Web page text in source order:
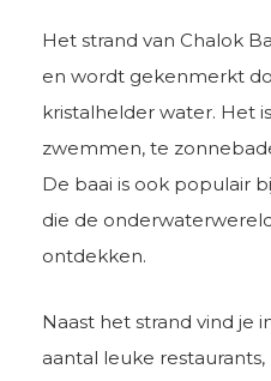
Het strand van Chalok
en wordt gekenmerkt
kristalhelder water. Het
zwemmen, te
De baai is ook populair
die de
ontdekken.
Naast het strand vind je
aantal leuke